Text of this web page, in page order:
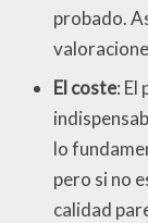
probado.
El coste: El
lo
pero si no
calidad